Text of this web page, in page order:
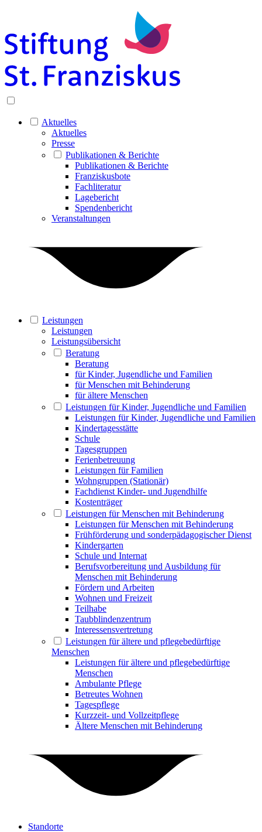
Aktuelles
Aktuelles
Presse
Publikationen & Berichte
Publikationen & Berichte
Franziskusbote
Fachliteratur
Lagebericht
Spendenbericht
Veranstaltungen
Leistungen
Leistungen
Leistungsübersicht
Beratung
Beratung
für Kinder, Jugendliche und Familien
für Menschen mit Behinderung
für ältere Menschen
Leistungen für Kinder, Jugendliche und Familien
Leistungen für Kinder, Jugendliche und Familien
Kindertagesstätte
Schule
Tagesgruppen
Ferienbetreuung
Leistungen für Familien
Wohngruppen (Stationär)
Fachdienst Kinder- und Jugendhilfe
Kostenträger
Leistungen für Menschen mit Behinderung
Leistungen für Menschen mit Behinderung
Frühförderung und sonderpädagogischer Dienst
Kindergarten
Schule und Internat
Berufsvorbereitung und Ausbildung für
Menschen mit Behinderung
Fördern und Arbeiten
Wohnen und Freizeit
Teilhabe
Taubblindenzentrum
Interessensvertretung
Leistungen für ältere und pflegebedürftige
Menschen
Leistungen für ältere und pflegebedürftige
Menschen
Ambulante Pflege
Betreutes Wohnen
Tagespflege
Kurzzeit- und Vollzeitpflege
Ältere Menschen mit Behinderung
Standorte